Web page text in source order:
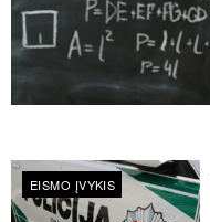
EISMO ĮVYKIS